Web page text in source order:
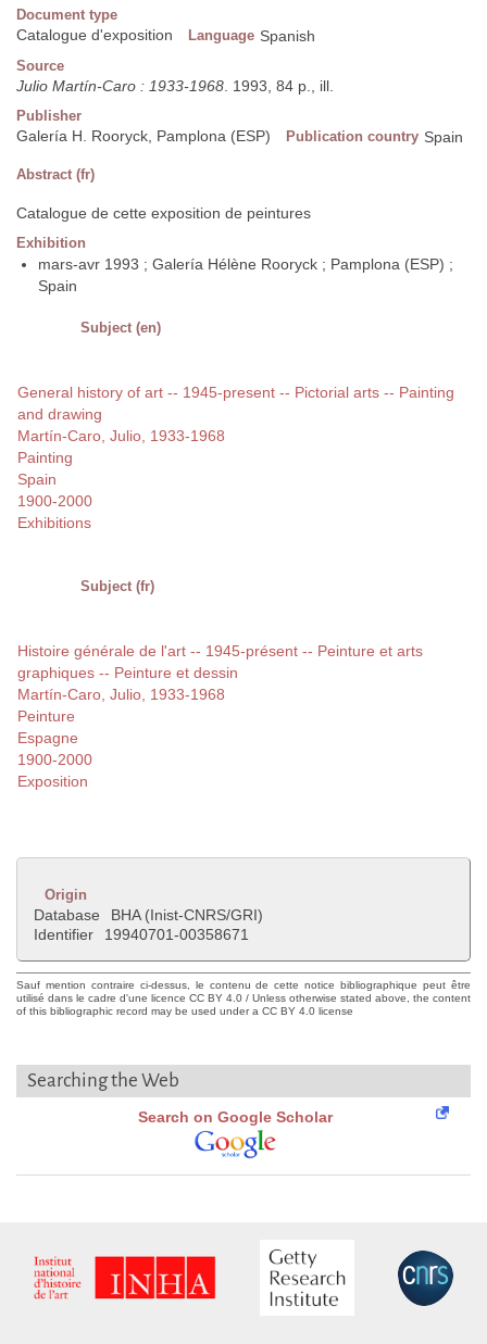
Document type
Catalogue d'exposition Language Spanish
Source
Julio Martín-Caro : 1933-1968. 1993, 84 p., ill.
Publisher
Galería H. Rooryck, Pamplona (ESP) Publication country Spain
Abstract (fr)
Catalogue de cette exposition de peintures
Exhibition
mars-avr 1993 ; Galería Hélène Rooryck ; Pamplona (ESP) ;
Spain
Subject (en)
General history of art -- 1945-present -- Pictorial arts -- Painting
and drawing
Martín-Caro, Julio, 1933-1968
Painting
Spain
1900-2000
Exhibitions
Subject (fr)
Histoire générale de l'art -- 1945-présent -- Peinture et arts
graphiques -- Peinture et dessin
Martín-Caro, Julio, 1933-1968
Peinture
Espagne
1900-2000
Exposition
Origin
Database
BHA (Inist-CNRS/GRI)
Identifier
19940701-00358671
Sauf mention contraire ci-dessus, le contenu de cette notice bibliographique peut être
utilisé dans le cadre d'une licence CC BY 4.0 / Unless otherwise stated above, the content
of this bibliographic record may be used under a CC BY 4.0 license
Searching the Web
Search on Google Scholar